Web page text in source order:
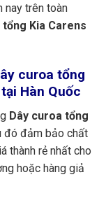
nay trên toàn
tổng Kia Carens
curoa tổng
Hàn Quốc
Dây curoa tổng
đó đảm bảo chất
thành rẻ nhất cho
hoặc hàng giả